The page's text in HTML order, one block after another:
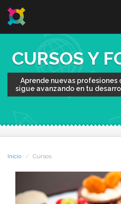
CURSOS Y
Aprende nuevas
sigue avanzando en tu
Inicio Cursos